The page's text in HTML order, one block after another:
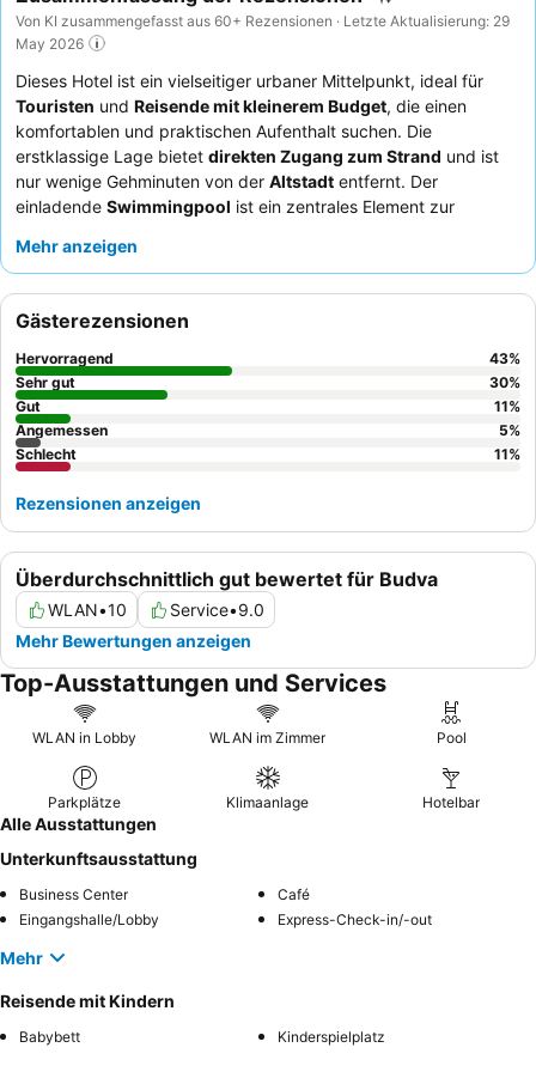
Von KI zusammengefasst aus 60+ Rezensionen · Letzte Aktualisierung: 29
May 2026
Dieses Hotel ist ein vielseitiger urbaner Mittelpunkt, ideal für
Touristen und Reisende mit kleinerem Budget, die einen
komfortablen und praktischen Aufenthalt suchen. Die
erstklassige Lage bietet direkten Zugang zum Strand und ist
nur wenige Gehminuten von der Altstadt entfernt. Der
einladende Swimmingpool ist ein zentrales Element zur
hilfsbereite Personal
empfiehlt es sich, ein Zimmer zur abgewandten Seite der
Hauptstraße anzufragen.
Mehr anzeigen
Überdurchschnittlich gut bewertet für Budva
WLAN•10 Service•9.0
Mehr Bewertungen anzeigen
Gästerezensionen
Hervorragend 43%
Sehr gut
30%
Gut
11%
Angemessen
5%
Schlecht
11%
Rezensionen anzeigen
Top-Ausstattungen und Services
WLAN in Lobby WLAN im Zimmer Pool
Parkplätze Klimaanlage Hotelbar
Alle Ausstattungen
Unterkunftsausstattung
Business Center
Café
Eingangshalle/Lobby
Express-Check-in/-out
Mehr
Reisende mit Kindern
Babybett Kinderspielplatz